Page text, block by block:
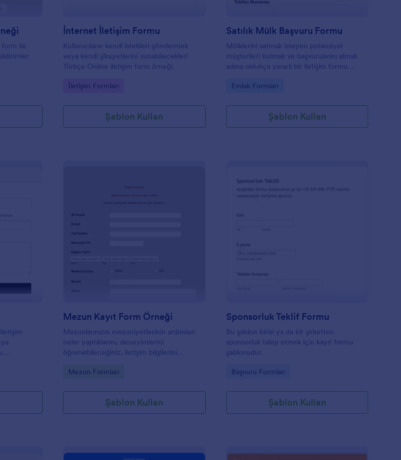
ile
İnternet İletişim Formu
Kullanıcıların kendi istekleri göndermek
veya kendi şikayetlerini sunabilecekleri
Türkçe Online iletişim form örneği.
Go to Category:
İletişim Formları
Şablon Kullan
Satılık Mülk Başvuru Formu
Mülklerini satmak isteyen potansiyel
müşterileri bulmak ve başvurularını almak
adına oldukça yararlı bir iletişim formu
Go to Category:
Emlak Formları
Şablon Kullan
Modern İletişim Formu : Mezun Kayıt Form Örneği
Mezun Kayıt Form Örneği
Mezunlarınızın mezuniyetlerinin ardından
neler yaptıklarını, deneyimlerini
öğrenebileceğiniz, iletişim bilgilerini
edebilmenizi sağlayan kayıt formu.
Go to Category:
Mezun Formları
Şablon Kullan
Sponsorluk Teklif Formu
Bu şablon birisi ya da bir şirketten
sponsorluk talep etmek için kayıt formu
şablonudur.
Go to Category:
Başvuru Formları
Şablon Kullan